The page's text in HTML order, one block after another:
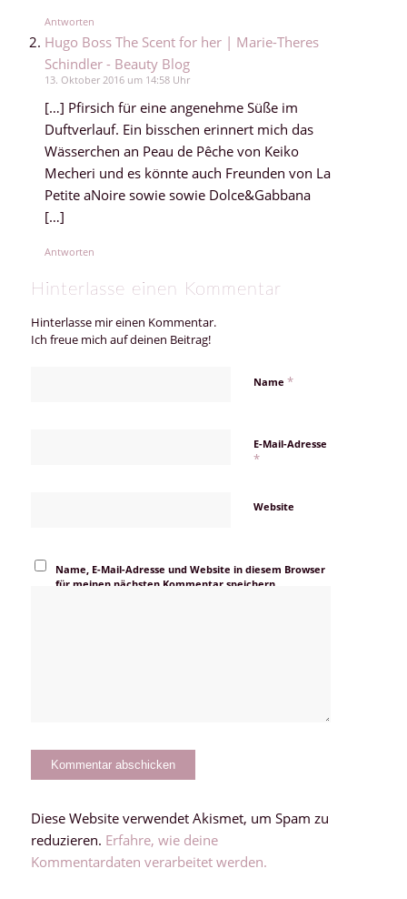
Antworten
Hugo Boss The Scent for her | Marie-Theres
Schindler - Beauty Blog
13. Oktober 2016 um 14:58 Uhr
[…] Pfirsich für eine angenehme Süße im
Duftverlauf. Ein bisschen erinnert mich das
Wässerchen an Peau de Pêche von Keiko
Mecheri und es könnte auch Freunden von La
Petite aNoire sowie sowie Dolce&Gabbana
[…]
Antworten
Hinterlasse einen Kommentar
Hinterlasse mir einen Kommentar.
Ich freue mich auf deinen Beitrag!
Name *
E-Mail-Adresse
*
Website
Name, E-Mail-Adresse und Website in diesem Browser
für meinen nächsten Kommentar speichern.
Diese Website verwendet Akismet, um Spam zu
reduzieren. Erfahre, wie deine
Kommentardaten verarbeitet werden.